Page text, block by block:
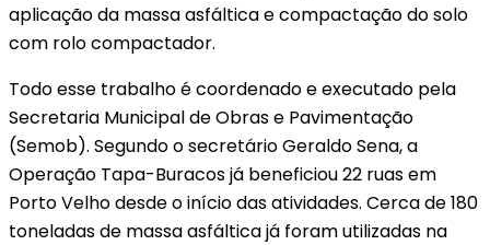
aplicação da massa asfáltica e compactação do solo
com rolo compactador.
Todo esse trabalho é coordenado e executado pela
Secretaria Municipal de Obras e Pavimentação
(Semob). Segundo o secretário Geraldo Sena, a
Operação Tapa-Buracos já beneficiou 22 ruas em
Porto Velho desde o início das atividades. Cerca de 180
toneladas de massa asfáltica já foram utilizadas na